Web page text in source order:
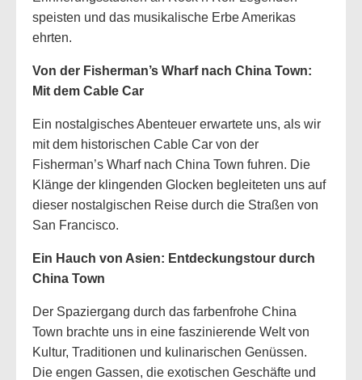
speisten und das musikalische Erbe Amerikas
ehrten.
Von der Fisherman’s Wharf nach China Town:
Mit dem Cable Car
Ein nostalgisches Abenteuer erwartete uns, als wir
mit dem historischen Cable Car von der
Fisherman’s Wharf nach China Town fuhren. Die
Klänge der klingenden Glocken begleiteten uns auf
dieser nostalgischen Reise durch die Straßen von
San Francisco.
Ein Hauch von Asien: Entdeckungstour durch
China Town
Der Spaziergang durch das farbenfrohe China
Town brachte uns in eine faszinierende Welt von
Kultur, Traditionen und kulinarischen Genüssen.
Die engen Gassen, die exotischen Geschäfte und